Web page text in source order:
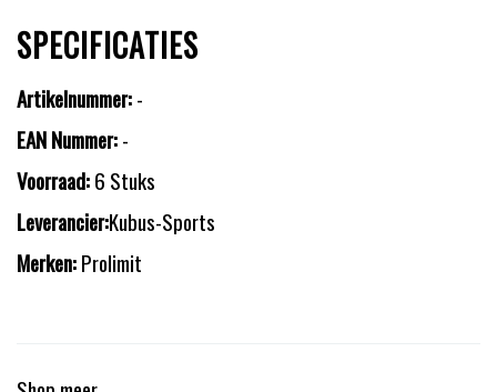
SPECIFICATIES
Artikelnummer:-
EAN Nummer:-
Voorraad:6 Stuks
Leverancier:Kubus-Sports
Merken:Prolimit